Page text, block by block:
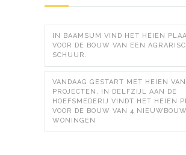
IN BAAMSUM VIND HET HEIEN
VOOR DE BOUW VAN EEN
SCHUUR.
VANDAAG GESTART MET HEIEN
PROJECTEN. IN DELFZIJL AAN DE
HOEFSMEDERIJ VINDT HET HEIEN
VOOR DE BOUW VAN 4 NIEUWBOUW
WONINGEN